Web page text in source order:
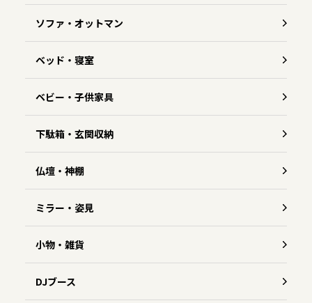
ソファ・オットマン
ベッド・寝室
ベビー・子供家具
下駄箱・玄関収納
仏壇・神棚
ミラー・姿見
小物・雑貨
DJブース